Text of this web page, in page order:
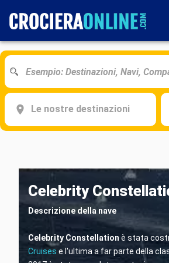
Le nostre destinazioni
Celebrity
Descrizione della nave
Celebrity Constellation è stata
Cruises e l'ultima a far parte della